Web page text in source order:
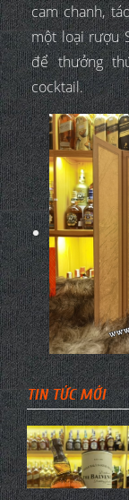
cam chanh,
một loại rượu
để thưởng
cocktail.
TIN TỨC MỚI